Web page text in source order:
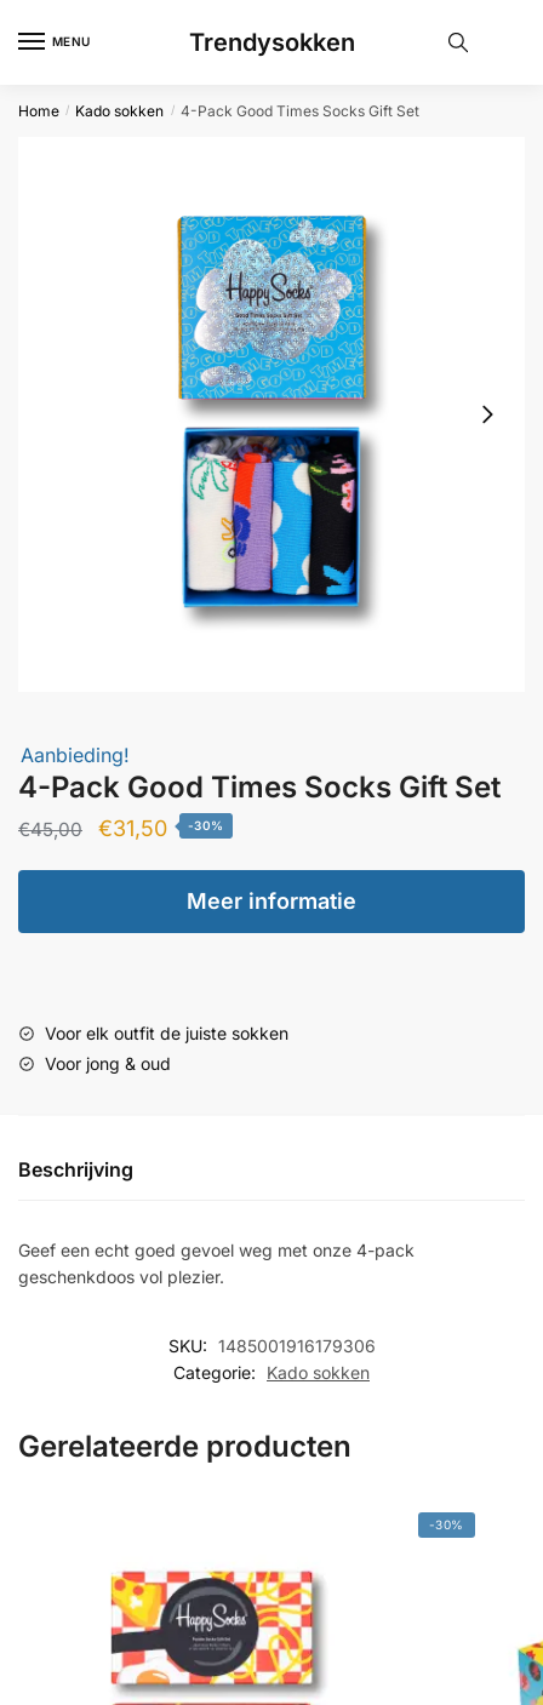
MENU Trendysokken
Home / Kado sokken / 4-Pack Good Times Socks Gift Set
Aanbieding!
4-Pack Good Times Socks Gift Set
€45,00
Oorspronkelijke
€45,00.
€31,50Huidige
is:
€31,50.
-30%
Meer informatie
Voor elk outfit de juiste sokken
Voor jong & oud
Beschrijving
Geef een echt goed gevoel weg met onze 4-pack
geschenkdoos vol plezier.
SKU: 1485001916179306
Categorie:
Kado sokken
Gerelateerde producten
-30%